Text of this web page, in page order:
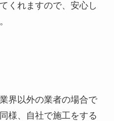
くれますので、安心し
界以外の業者の場合で
様、自社で施工をする